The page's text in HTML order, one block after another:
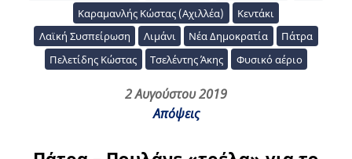
Καραμανλής Κώστας (Αχιλλέα)
Κεντάκι
Λαϊκή Συσπείρωση
Λιμάνι Νέα Δημοκρατία
Πάτρα
Πελετίδης Κώστας
Τσελέντης Άκης Φυσικό αέριο
2 Αυγούστου 2019
Απόψεις